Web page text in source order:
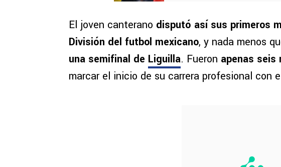
El joven canterano disputó así sus primeros
División del futbol mexicano, y nada menos
una semifinal de Liguilla. Fueron apenas seis
marcar el inicio de su carrera profesional con